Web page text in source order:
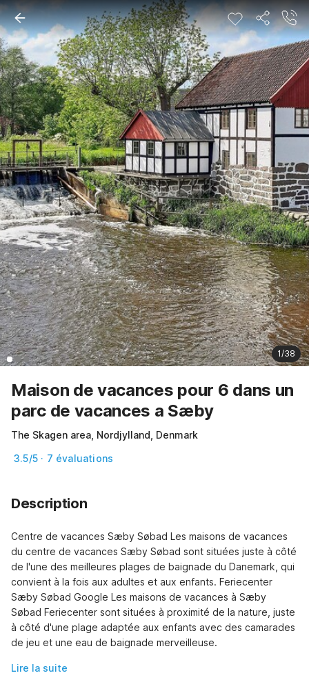
1/38
Maison de vacances pour 6 dans un
parc de vacances a Sæby
The Skagen area, Nordjylland, Denmark
3.5/5 · 7 évaluations
Description
Centre de vacances Sæby Søbad Les maisons de vacances
du centre de vacances Sæby Søbad sont situées juste à côté
de l'une des meilleures plages de baignade du Danemark, qui
convient à la fois aux adultes et aux enfants. Feriecenter
Sæby Søbad Google Les maisons de vacances à Sæby
Søbad Feriecenter sont situées à proximité de la nature, juste
à côté d'une plage adaptée aux enfants avec des camarades
de jeu et une eau de baignade merveilleuse.
Lire la suite